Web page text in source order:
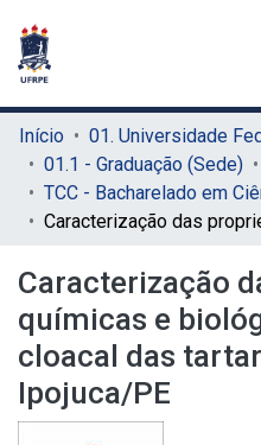
Início
01.1 - Graduação (Sede)
Caracterização
químicas e
cloacal das
Ipojuca/PE